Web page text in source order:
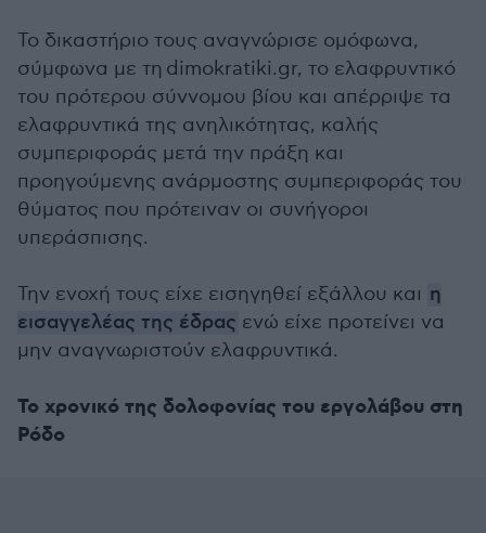
Το δικαστήριο τους αναγνώρισε ομόφωνα,
σύμφωνα με τη dimokratiki.gr, το ελαφρυντικό
του πρότερου σύννομου βίου και απέρριψε τα
ελαφρυντικά της ανηλικότητας, καλής
συμπεριφοράς μετά την πράξη και
προηγούμενης ανάρμοστης συμπεριφοράς του
θύματος που πρότειναν οι συνήγοροι
υπεράσπισης.
Την ενοχή τους είχε εισηγηθεί εξάλλου και η
εισαγγελέας της έδρας ενώ είχε προτείνει να
μην αναγνωριστούν ελαφρυντικά.
Το χρονικό της δολοφονίας του εργολάβου στη
Ρόδο